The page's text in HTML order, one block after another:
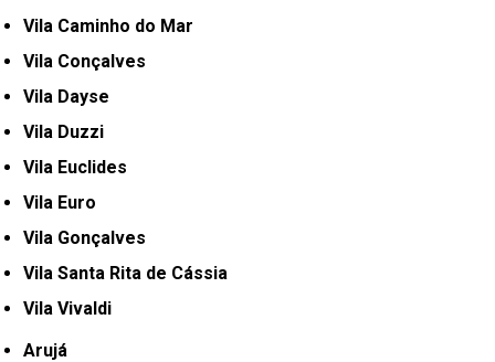
Vila Caminho do Mar
Vila Conçalves
Vila Dayse
Vila Duzzi
Vila Euclides
Vila Euro
Vila Gonçalves
Vila Santa Rita de Cássia
Vila Vivaldi
Arujá